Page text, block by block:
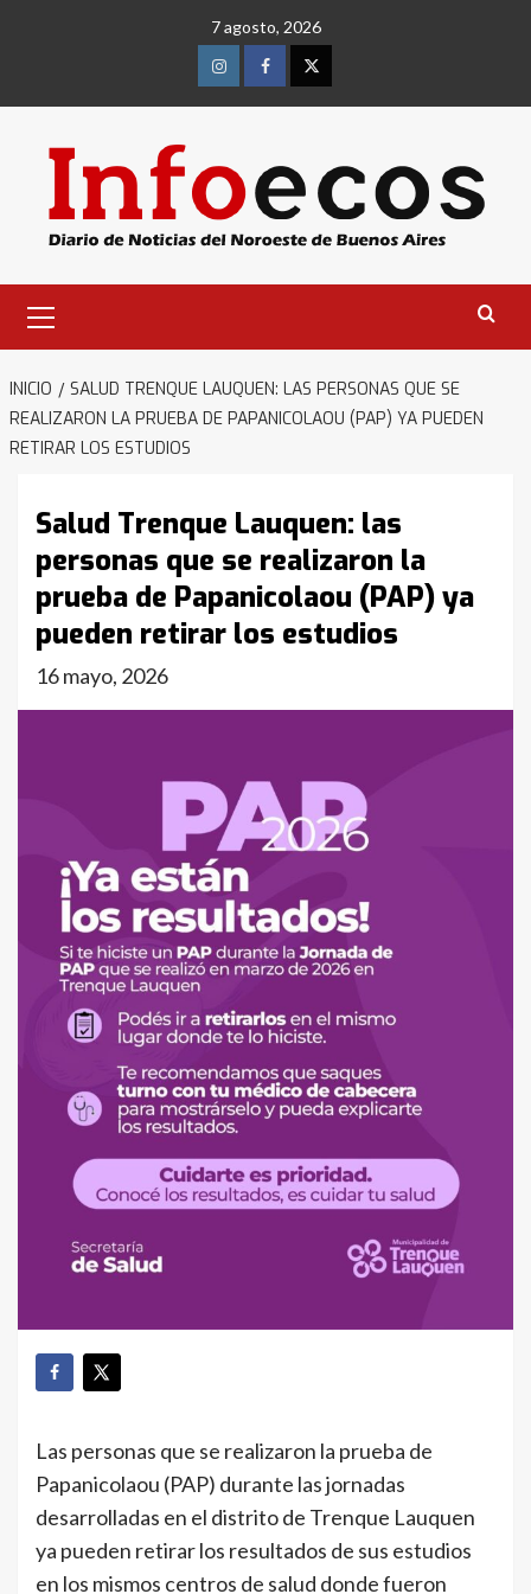
7 agosto, 2026
InstagramFacebookTwitter
primario
INICIO
SALUD TRENQUE LAUQUEN: LAS PERSONAS QUE SE
REALIZARON LA PRUEBA DE PAPANICOLAOU (PAP) YA PUEDEN
RETIRAR LOS ESTUDIOS
Salud Trenque Lauquen: las
personas que se realizaron la
prueba de Papanicolaou (PAP) ya
pueden retirar los estudios
16 mayo, 2026
Las personas que se realizaron la prueba de
Papanicolaou (PAP) durante las jornadas
desarrolladas en el distrito de Trenque Lauquen
ya pueden retirar los resultados de sus estudios
en los mismos centros de salud donde fueron